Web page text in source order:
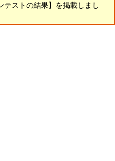
ストの結果】を掲載しまし